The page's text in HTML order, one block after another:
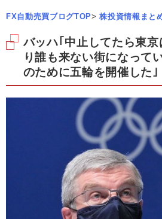
FX自動売買ブログTOP> 株投資情報まと
バッハ｢中止してたら東
り誰も来ない街になって
のために五輪を開催した｣